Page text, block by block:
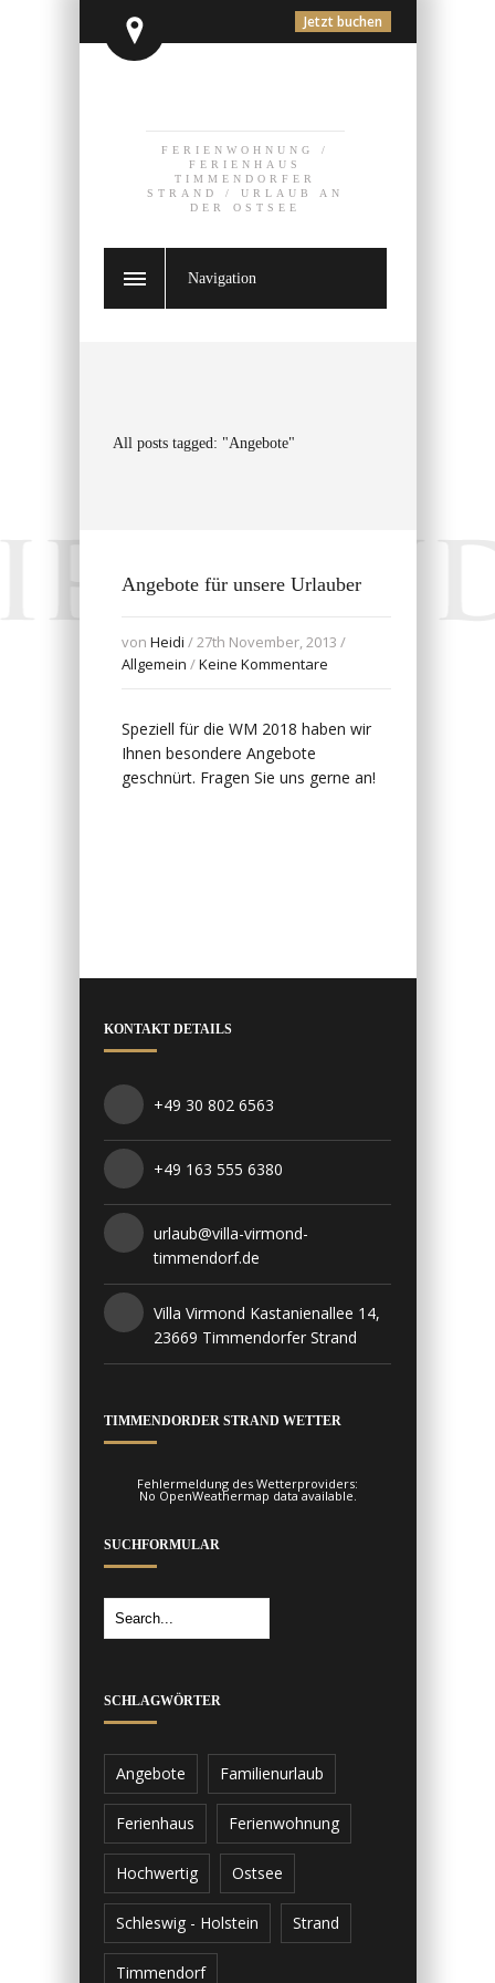
Jetzt buchen
FERIENWOHNUNG /
FERIENHAUS
TIMMENDORFER
STRAND / URLAUB AN
DER OSTSEE
Navigation
All posts tagged: "Angebote"
Angebote für unsere Urlauber
von Heidi / 27th November, 2013 /
Allgemein /Keine Kommentare
Speziell für die WM 2018 haben wir
Ihnen besondere Angebote
geschnürt. Fragen Sie uns gerne an!
KONTAKT DETAILS
+49 30 802 6563
+49 163 555 6380
urlaub@villa-virmond-
timmendorf.de
Villa Virmond Kastanienallee 14,
23669 Timmendorfer Strand
TIMMENDORDER STRAND WETTER
Fehlermeldung des Wetterproviders:
No OpenWeathermap data available.
SUCHFORMULAR
SCHLAGWÖRTER
Angebote Familienurlaub
Ferienhaus Ferienwohnung
Hochwertig Ostsee
Schleswig - Holstein Strand
Timmendorf